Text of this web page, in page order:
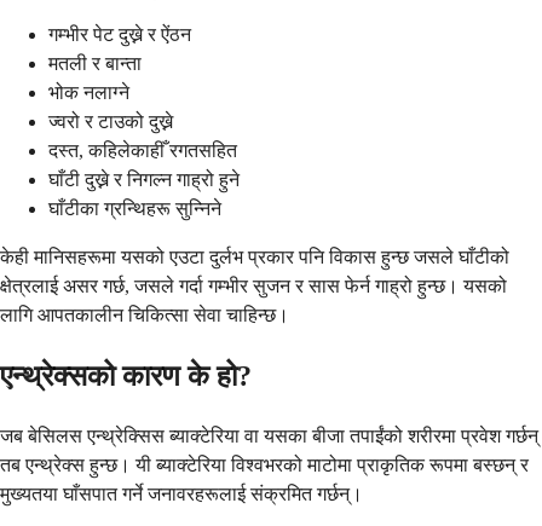
गम्भीर पेट दुख्ने र ऐंठन
मतली र बान्ता
भोक नलाग्ने
ज्वरो र टाउको दुख्ने
दस्त, कहिलेकाहीँ रगतसहित
घाँटी दुख्ने र निगल्न गाह्रो हुने
घाँटीका ग्रन्थिहरू सुन्निने
केही मानिसहरूमा यसको एउटा दुर्लभ प्रकार पनि विकास हुन्छ जसले घाँटीको
क्षेत्रलाई असर गर्छ, जसले गर्दा गम्भीर सुजन र सास फेर्न गाह्रो हुन्छ। यसको
लागि आपतकालीन चिकित्सा सेवा चाहिन्छ।
एन्थ्रेक्सको कारण के हो?
जब बेसिलस एन्थ्रेक्सिस ब्याक्टेरिया वा यसका बीजा तपाईंको शरीरमा प्रवेश गर्छन्
तब एन्थ्रेक्स हुन्छ। यी ब्याक्टेरिया विश्वभरको माटोमा प्राकृतिक रूपमा बस्छन् र
मुख्यतया घाँसपात गर्ने जनावरहरूलाई संक्रमित गर्छन्।